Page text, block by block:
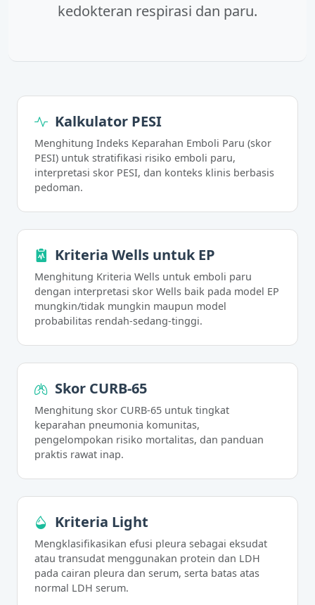
kedokteran respirasi dan paru.
Kalkulator PESI
Menghitung Indeks Keparahan Emboli Paru (skor
PESI) untuk stratifikasi risiko emboli paru,
interpretasi skor PESI, dan konteks klinis berbasis
pedoman.
Kriteria Wells untuk EP
Menghitung Kriteria Wells untuk emboli paru
dengan interpretasi skor Wells baik pada model EP
mungkin/tidak mungkin maupun model
probabilitas rendah-sedang-tinggi.
Skor CURB-65
Menghitung skor CURB-65 untuk tingkat
keparahan pneumonia komunitas,
pengelompokan risiko mortalitas, dan panduan
praktis rawat inap.
Kriteria Light
Mengklasifikasikan efusi pleura sebagai eksudat
atau transudat menggunakan protein dan LDH
pada cairan pleura dan serum, serta batas atas
normal LDH serum.